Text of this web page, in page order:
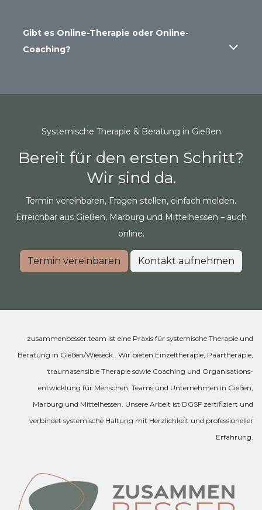
Gibt es Online-Therapie oder Online-
Coaching?
Systemische Therapie & Beratung in Gießen
Bereit für den ersten Schritt?
Wir sind da.
Termin vereinbaren, Fragen stellen, einfach melden.
Erreichbar aus Gießen, Marburg und Mittelhessen – auch
online.
Termin vereinbaren Kontakt aufnehmen
zusammenbesser.team ist eine Praxis für systemische Therapie und
Beratung in Gießen/Wieseck.. Wir bieten Einzeltherapie, Paartherapie,
traumasensible Therapie sowie Coaching und Organisations-
entwicklung für Menschen, Teams und Unternehmen in Gießen,
Marburg und Mittelhessen. Unsere Arbeit ist DGSF zertifiziert und
verbindet systemische Haltung mit Herzlichkeit und professioneller
Erfahrung.